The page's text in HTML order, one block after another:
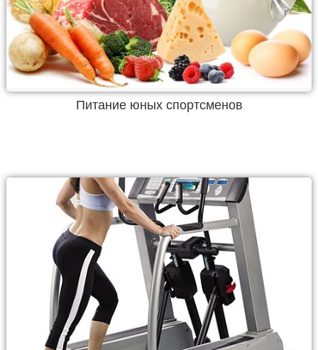
Питание юных спортсменов